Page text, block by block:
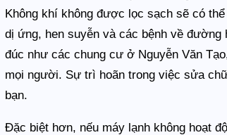
Không khí không được lọc sạch sẽ có
dị ứng, hen suyễn và các bệnh về đường
đúc như các chung cư ở Nguyễn Văn
mọi người. Sự trì hoãn trong việc sửa
bạn.
Đặc biệt hơn, nếu máy lạnh không hoạt